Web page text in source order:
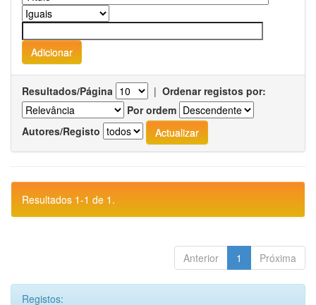
Resultados/Página | Ordenar registos por:
Por ordem
Autores/Registo
Resultados 1-1 de 1.
Anterior 1 Próxima
Registos: